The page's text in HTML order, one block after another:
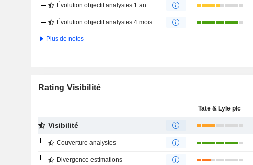
Évolution objectif analystes 1 an
Évolution objectif analystes 4 mois
Plus de notes
Rating Visibilité
Tate & Lyle plc
Visibilité
Couverture analystes
Divergence estimations